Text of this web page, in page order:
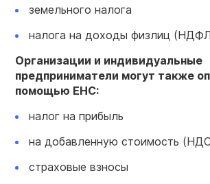
земельного налога
налога на доходы физлиц
Организации и индивидуальные
предприниматели могут также
помощью ЕНС:
налог на прибыль
на добавленную стоимость
страховые взносы